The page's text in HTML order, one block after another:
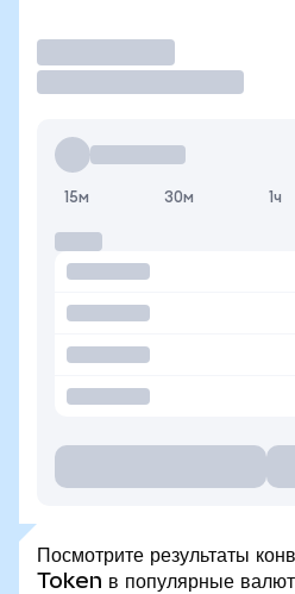
15м 30м 1ч
Посмотрите результаты
Token в популярные